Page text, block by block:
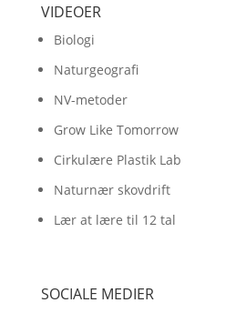
VIDEOER
Biologi
Naturgeografi
NV-metoder
Grow Like Tomorrow
Cirkulære Plastik Lab
Naturnær skovdrift
Lær at lære til 12 tal
SOCIALE MEDIER